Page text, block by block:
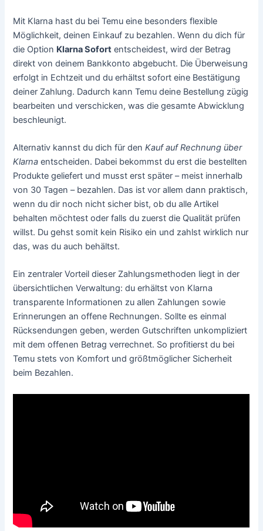
Mit Klarna hast du bei Temu eine besonders flexible
Möglichkeit, deinen Einkauf zu bezahlen. Wenn du dich für
die Option Klarna Sofort entscheidest, wird der Betrag
direkt von deinem Bankkonto abgebucht. Die Überweisung
erfolgt in Echtzeit und du erhältst sofort eine Bestätigung
deiner Zahlung. Dadurch kann Temu deine Bestellung zügig
bearbeiten und verschicken, was die gesamte Abwicklung
beschleunigt.
Alternativ kannst du dich für denKauf auf Rechnung über
Klarna entscheiden. Dabei bekommst du erst die bestellten
Produkte geliefert und musst erst später – meist innerhalb
von 30 Tagen – bezahlen. Das ist vor allem dann praktisch,
wenn du dir noch nicht sicher bist, ob du alle Artikel
behalten möchtest oder falls du zuerst die Qualität prüfen
willst. Du gehst somit kein Risiko ein und zahlst wirklich nur
das, was du auch behältst.
Ein zentraler Vorteil dieser Zahlungsmethoden liegt in der
übersichtlichen Verwaltung: du erhältst von Klarna
transparente Informationen zu allen Zahlungen sowie
Erinnerungen an offene Rechnungen. Sollte es einmal
Rücksendungen geben, werden Gutschriften unkompliziert
mit dem offenen Betrag verrechnet. So profitierst du bei
Temu stets von Komfort und größtmöglicher Sicherheit
beim Bezahlen.